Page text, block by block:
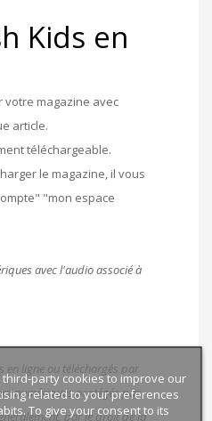
Kids en
magazine avec
article.
téléchargeable.
le magazine, il vous
"mon espace
avec l'audio associé à
en ligne ou téléchargés par
numériques protégés par
par le droit de la
party cookies to improve our
related to your preferences
To give your consent to its